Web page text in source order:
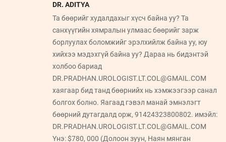
DR. ADITYA
Та бөөрийг худалдахыг хүсч байна уу? Та
санхүүгийн хямралын улмаас бөөрийг зарж
борлуулах боломжийг эрэлхийлж байна уу, юу
хийхээ мэдэхгүй байна уу? Дараа нь бидэнтэй
холбоо бариад
DR.PRADHAN.UROLOGIST.LT.COL@GMAIL.COM
хаягаар бид танд бөөрнийх нь хэмжээгээр санал
болгох болно. Яагаад гэвэл манай эмнэлэгт
бөөрний дутагдалд орж, 91424323800802. имэйл:
DR.PRADHAN.UROLOGIST.LT.COL@GMAIL.COM
Yнэ: $780, 000 (Долоон зуун, Наян мянган